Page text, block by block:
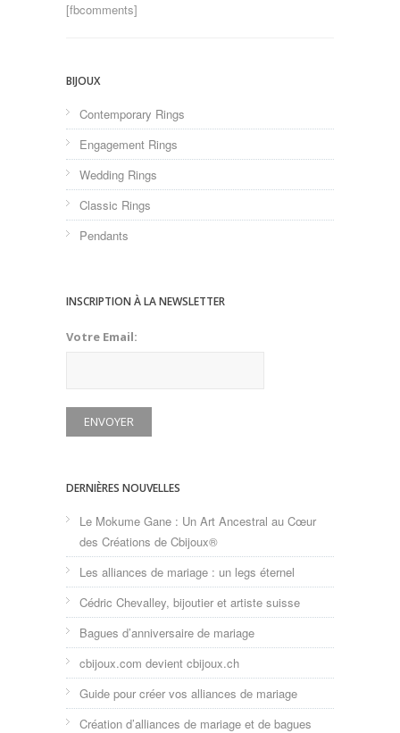
[fbcomments]
BIJOUX
Contemporary Rings
Engagement Rings
Wedding Rings
Classic Rings
Pendants
INSCRIPTION À LA NEWSLETTER
Votre Email:
DERNIÈRES NOUVELLES
Le Mokume Gane : Un Art Ancestral au Cœur
des Créations de Cbijoux®
Les alliances de mariage : un legs éternel
Cédric Chevalley, bijoutier et artiste suisse
Bagues d’anniversaire de mariage
cbijoux.com devient cbijoux.ch
Guide pour créer vos alliances de mariage
Création d’alliances de mariage et de bagues